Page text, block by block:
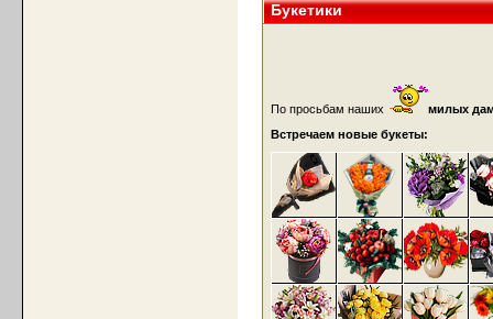
Букетики
По просьбам наших
милых
Встречаем новые букеты: